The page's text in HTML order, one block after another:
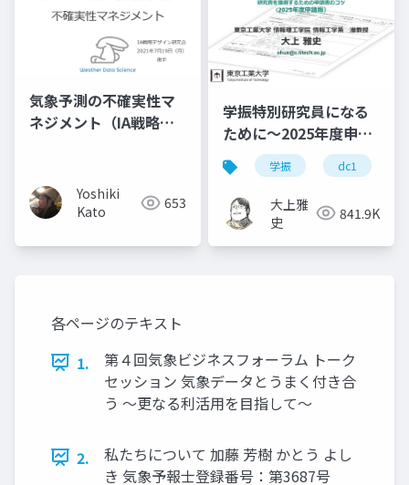
気象予測の不確実性マ
ネジメント（IA戦略デ
Yoshiki
Kato
653
学振特別研究員になる
ために～2025年度申請
版
学振 dc1
大上雅
史
841.9K
各ページのテキスト
1.
第４回気象ビジネスフォーラム トーク
セッション 気象データとうまく付き合
う 〜更なる利活⽤を⽬指して〜
2.
私たちについて 加藤 芳樹 かとう よし
き 気象予報士登録番号：第3687号